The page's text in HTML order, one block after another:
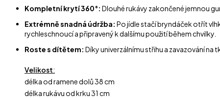
Kompletní krytí 360°: Dlouhé rukávy zakončené jemnou
Extrémně snadná údržba: Po jídle stačí bryndáček otřít
rychleschnoucí a připravený k dalšímu použití během chvilky.
Roste s dítětem: Díky univerzálnímu střihu a zavazování na
Velikost:
délka od ramene dolů 38 cm
délka rukávu od krku 31 cm